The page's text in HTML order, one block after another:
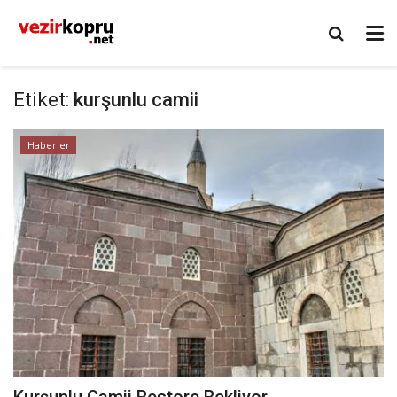
Etiket: kurşunlu camii
Haberler